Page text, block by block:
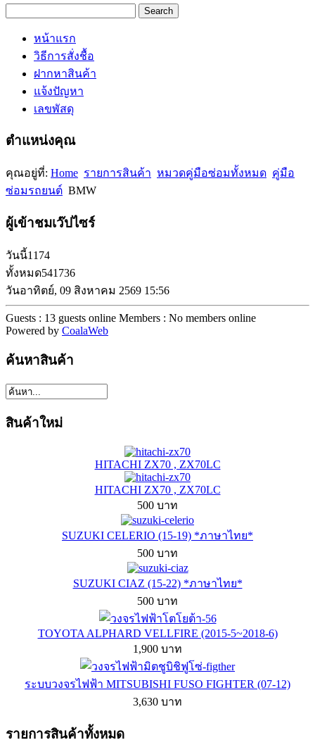
หน้าแรก
วิธีการสั่งชื้อ
ฝากหาสินค้า
แจ้งปัญหา
เลขพัสดุ
ตำแหน่งคุณ
คุณอยู่ที่: Home รายการสินค้า หมวดคู่มือซ่อมทั้งหมด คู่มือ
ซ่อมรถยนต์ BMW
ผู้เข้าชมเว๊ปไซร์
วันนี้1174
ทั้งหมด541736
วันอาทิตย์, 09 สิงหาคม 2569 15:56
Guests : 13 guests online Members : No members online
Powered by CoalaWeb
ค้นหาสินค้า
สินค้าใหม่
HITACHI ZX70 , ZX70LC
HITACHI ZX70 , ZX70LC
500 บาท
SUZUKI CELERIO (15-19) *ภาษาไทย*
500 บาท
SUZUKI CIAZ (15-22) *ภาษาไทย*
500 บาท
TOYOTA ALPHARD VELLFIRE (2015-5~2018-6)
1,900 บาท
ระบบวงจรไฟฟ้า MITSUBISHI FUSO FIGHTER (07-12)
3,630 บาท
รายการสินค้าทั้งหมด